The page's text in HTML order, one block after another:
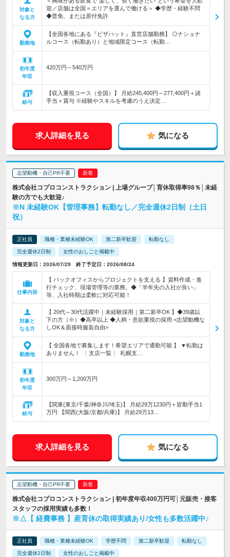
対象と
なる方
迎／店舗は全国＝エリアを選んで働ける＞ ◆学歴・経験不問
◆普免、または原付免許
勤務地
【全国各地にある『ピザハット』直営店舗勤務】 ◎ナショナ
ルコース（転勤あり）と地域限定コース（転勤…
初年度
年収
420万円～540万円
給与
【収入重視コース（全国）】 月給245,400円～277,400円＋諸
手当＋賞与 ※経験やスキルを考慮のうえ決定…
求人詳細を見る 気になる
志望動機・自己PR不要
株式会社コプロコンストラクション | 上場グループ│育休取得率98％│未経
験の方でも大歓迎♪
※N 未経験OK【管理事務】転勤なし／完全週休2日制（土日
祝）
正社員 職種・業種未経験OK 第二新卒歓迎 転勤なし
完全週休2日制 女性のおしごと掲載中
情報更新日：2026/07/29 終了予定日：2026/08/24
仕事内容
【 バックオフィスからプロジェクトを支える 】資料作成・進
行チェック、現場管理等の業務。◆「半年先の入社が良い」
等、入社時期は柔軟に対応可能！
対象と
なる方
【 20代～30代活躍中｜未経験採用｜第二新卒OK 】◆39歳以
下の方（※）◆高卒以上 ◆人柄・意欲重視の採用 <志望動機な
しOK＆面接時服装自由>
勤務地
【 全国各地で募集します！希望エリアで通勤可能 】 ▼転勤は
ありません！ 〈 支店一覧 〉 札幌支…
初年度
年収
300万円～1,200万円
給与
【関東(東京/千葉/神奈川/埼玉)】 月給29万1230円＋皆勤手当1
万円 【関西(大阪/京都/兵庫)】 月給29万13…
求人詳細を見る 気になる
志望動機・自己PR不要
株式会社コプロコンストラクション | 初年度年収400万円可│元販売・接客
スタッフの採用実績も多数！
※△【 経費事務 】産育休の取得実績あり/女性も多数活躍中♪
正社員 職種・業種未経験OK 学歴不問 第二新卒歓迎 転勤なし
完全週休2日制 女性のおしごと掲載中